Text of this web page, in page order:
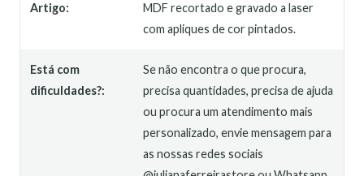
Artigo:
MDF recortado e gravado a laser
com apliques de cor pintados.
Está com
dificuldades?:
Se não encontra o que procura,
precisa quantidades, precisa de ajuda
ou procura um atendimento mais
personalizado, envie mensagem para
as nossas redes sociais